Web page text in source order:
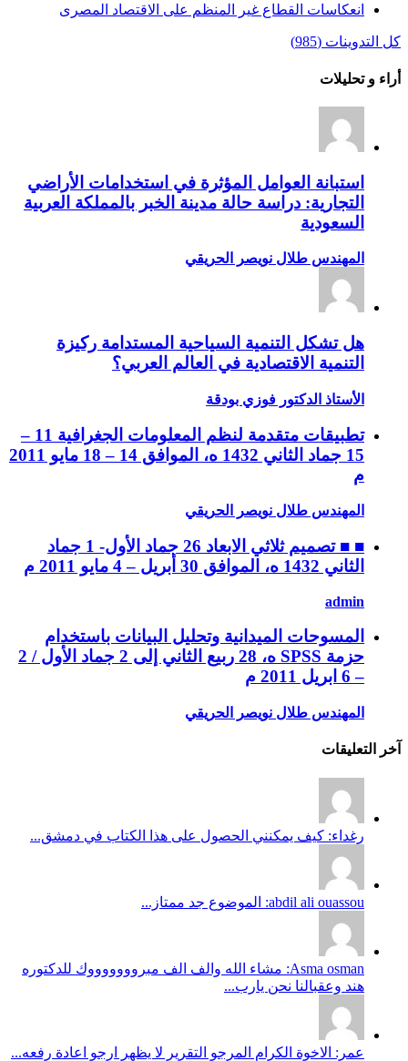
انعكاسات القطاع غير المنظم على الاقتصاد المصرى
كل التدوينات (985)
أراء و تحليلات
استبانة العوامل المؤثرة في استخدامات الأراضي
التجارية: دراسة حالة مدينة الخبر بالمملكة العربية
السعودية
المهندس طلال نويصر الحريقي
هل تشكل التنمية السياحية المستدامة ركيزة
التنمية الاقتصادية في العالم العربي؟
الأستاذ الدكتور فوزي بودقة
تطبيقات متقدمة لنظم المعلومات الجغرافية 11 –
15 جماد الثاني 1432 ه، الموافق 14 – 18 مايو 2011
م
المهندس طلال نويصر الحريقي
■ ■ تصميم ثلاثي الابعاد 26 جماد الأول- 1 جماد
الثاني 1432 ه، الموافق 30 أبريل – 4 مايو 2011 م
admin
المسوحات الميدانية وتحليل البيانات باستخدام
حزمة SPSS ه، 28 ربيع الثاني إلى 2 جماد الأول / 2
– 6 ابريل 2011 م
المهندس طلال نويصر الحريقي
آخر التعليقات
رغداء: كيف يمكنني الحصول على هذا الكتاب في دمشق...
abdil ali ouassou: الموضوع جد ممتاز...
Asma osman: مشاء الله والف الف مبروووووووك للدكتوره
هند وعقبالنا نحن يارب...
عمر: الاخوة الكرام المرجو التقرير لا يظهر ارجو اعادة رفعه...